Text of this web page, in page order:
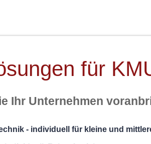
für
Ihr Unternehmen
- individuell für kleine und